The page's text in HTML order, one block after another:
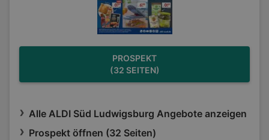
PROSPEKT
(32 SEITEN)
Alle ALDI Süd Ludwigsburg Angebote anzeigen
Prospekt öffnen (32 Seiten)